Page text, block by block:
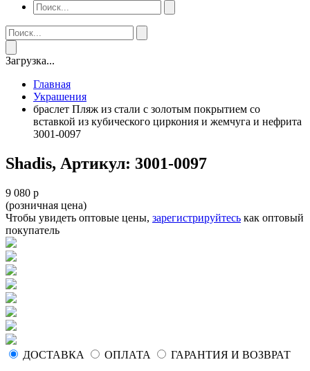
Загрузка...
Главная
Украшения
браслет Пляж из стали с золотым покрытием cо
вставкой из кубического циркония и жемчуга и нефрита
3001-0097
Shadis, Артикул: 3001-0097
9 080 р
(розничная цена)
Чтобы увидеть оптовые цены, зарегистрируйтесь как оптовый
покупатель
ДОСТАВКА ОПЛАТА ГАРАНТИЯ И ВОЗВРАТ